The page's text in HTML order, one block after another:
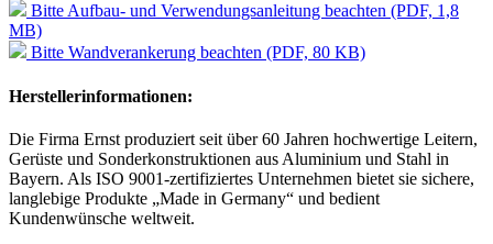
Bitte Aufbau- und Verwendungsanleitung beachten (PDF, 1,8
MB)
Bitte Wandverankerung beachten (PDF, 80 KB)
Herstellerinformationen:
Die Firma Ernst produziert seit über 60 Jahren hochwertige Leitern,
Gerüste und Sonderkonstruktionen aus Aluminium und Stahl in
Bayern. Als ISO 9001-zertifiziertes Unternehmen bietet sie sichere,
langlebige Produkte „Made in Germany“ und bedient
Kundenwünsche weltweit.